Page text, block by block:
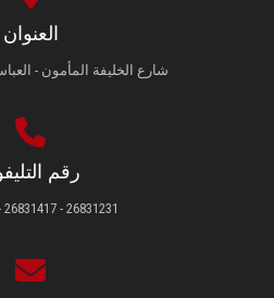
العنوان
شارع الخليفة المأمون -
رقم
26831231 - 26831417 - 26831474